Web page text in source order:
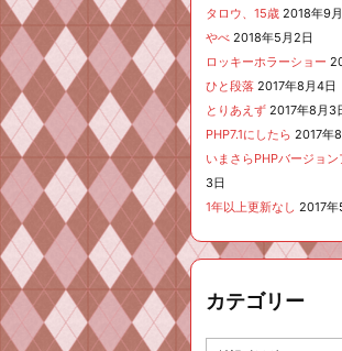
タロウ、15歳 2018年9
やべ 2018年5月2日
ロッキーホラーショー
ひと段落 2017年8月4日
とりあえず 2017年8月3
PHP7.1にしたら 2017年
いまさらPHPバージョン
3日
1年以上更新なし 2017年
カテゴリー